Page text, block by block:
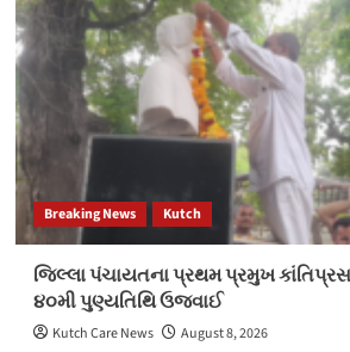
Breaking News Kutch
જિલ્લા પંચાયતના પ્રથમ પ્રમુખ
૪૦મી પુણ્યતિથિ ઉજવાઈ
Kutch Care News August 8, 2026